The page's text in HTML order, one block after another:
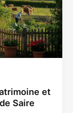
et
Saire